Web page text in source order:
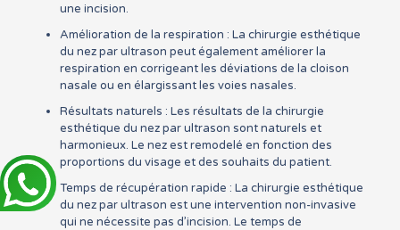
une incision.
Amélioration de la respiration : La chirurgie esthétique
du nez par ultrason peut également améliorer la
respiration en corrigeant les déviations de la cloison
nasale ou en élargissant les voies nasales.
Résultats naturels : Les résultats de la chirurgie
esthétique du nez par ultrason sont naturels et
harmonieux. Le nez est remodelé en fonction des
proportions du visage et des souhaits du patient.
Temps de récupération rapide : La chirurgie esthétique
du nez par ultrason est une intervention non-invasive
qui ne nécessite pas d’incision. Le temps de